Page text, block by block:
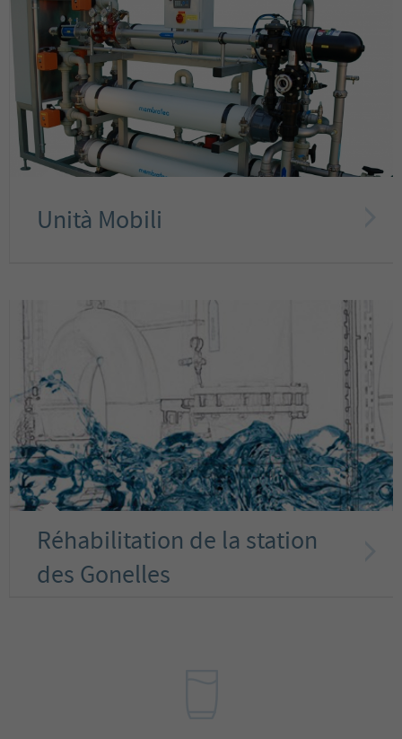
Unità Mobili
Réhabilitation de la station
des Gonelles